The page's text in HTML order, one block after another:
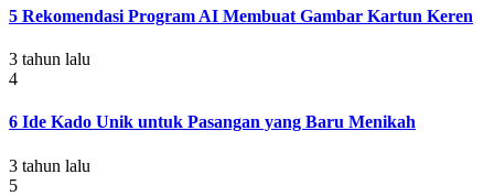
5 Rekomendasi Program AI Membuat Gambar Kartun Keren
3 tahun lalu
4
6 Ide Kado Unik untuk Pasangan yang Baru Menikah
3 tahun lalu
5